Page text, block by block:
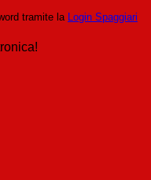
tramite la Login Spaggiari